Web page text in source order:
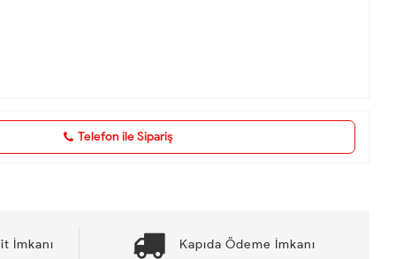
Telefon ile Sipariş
İmkanı Kapıda Ödeme İmkanı